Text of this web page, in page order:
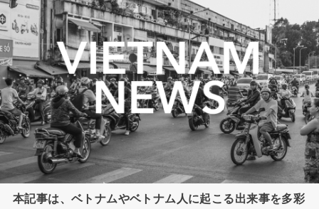
本記事は、ベトナムやベトナム人に起こる出来事を多彩